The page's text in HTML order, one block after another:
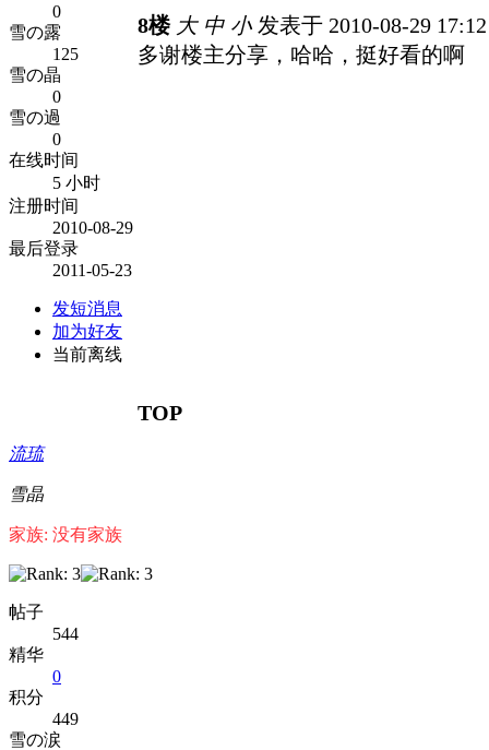
0
雪の露
125
雪の晶
0
雪の過
0
在线时间
5 小时
注册时间
2010-08-29
最后登录
2011-05-23
发短消息
加为好友
当前离线
8楼 大 中 小 发表于 2010-08-29
多谢楼主分享，哈哈，挺好看的啊
TOP
流琉
雪晶
家族: 没有家族
帖子
544
精华
0
积分
449
雪の涙